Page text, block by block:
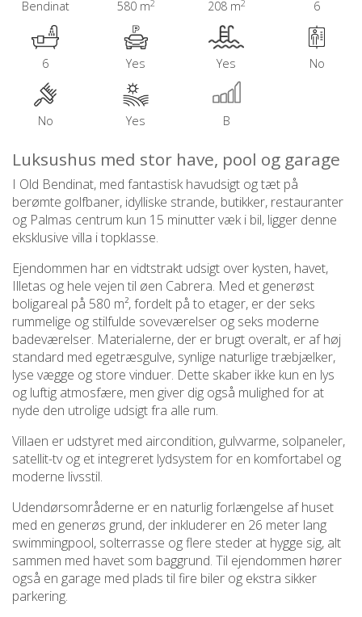
Bendinat 580 m2 208 m2 6
6 Yes Yes No
No Yes B
Luksushus med stor have, pool og garage
I Old Bendinat, med fantastisk havudsigt og tæt på
berømte golfbaner, idylliske strande, butikker, restauranter
og Palmas centrum kun 15 minutter væk i bil, ligger denne
eksklusive villa i topklasse.
Ejendommen har en vidtstrakt udsigt over kysten, havet,
Illetas og hele vejen til øen Cabrera. Med et generøst
boligareal på 580 m², fordelt på to etager, er der seks
rummelige og stilfulde soveværelser og seks moderne
badeværelser. Materialerne, der er brugt overalt, er af høj
standard med egetræsgulve, synlige naturlige træbjælker,
lyse vægge og store vinduer. Dette skaber ikke kun en lys
og luftig atmosfære, men giver dig også mulighed for at
nyde den utrolige udsigt fra alle rum.
Villaen er udstyret med aircondition, gulvvarme, solpaneler,
satellit-tv og et integreret lydsystem for en komfortabel og
moderne livsstil.
Udendørsområderne er en naturlig forlængelse af huset
med en generøs grund, der inkluderer en 26 meter lang
swimmingpool, solterrasse og flere steder at hygge sig, alt
sammen med havet som baggrund. Til ejendommen hører
også en garage med plads til fire biler og ekstra sikker
parkering.